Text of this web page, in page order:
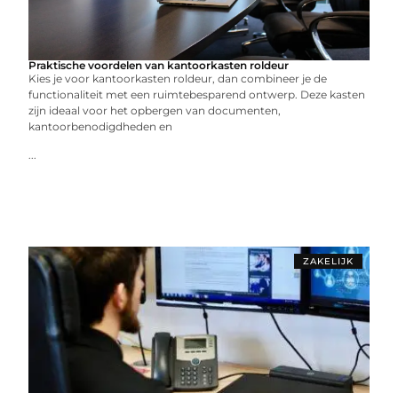
Praktische voordelen van kantoorkasten roldeur
Kies je voor kantoorkasten roldeur, dan combineer je de
functionaliteit met een ruimtebesparend ontwerp. Deze kasten
zijn ideaal voor het opbergen van documenten,
kantoorbenodigdheden en
...
ZAKELIJK